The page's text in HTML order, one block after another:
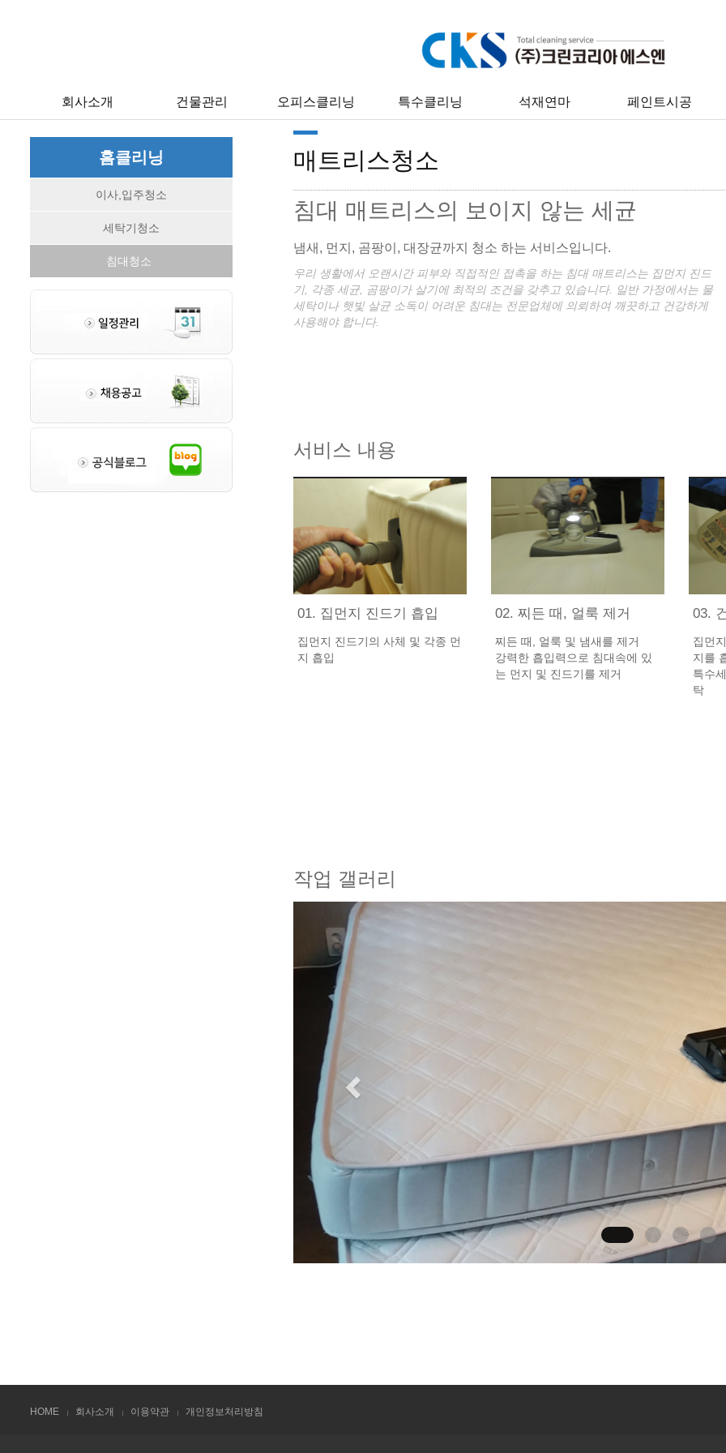
회사소개 건물관리 오피스클리닝 특수클리닝 석재연마 페인트시공
매트리스청소
침대 매트리스의 보이지 않는 세균
냄새, 먼지, 곰팡이, 대장균까지 청소 하는 서비스입니다.
우리 생활에서 오랜시간 피부와 직접적인 접촉을 하는 침대 매트리스는 집먼지 진드
기, 각종 세균, 곰팡이가 살기에 최적의 조건을 갖추고 있습니다. 일반 가정에서는 물
세탁이나 햇빛 살균 소독이 어려운 침대는 전문업체에 의뢰하여 깨끗하고 건강하게
사용해야 합니다.
서비스 내용
01. 집먼지 진드기 흡입
집먼지 진드기의 사체 및 각종 먼
지 흡입
02. 찌든 때, 얼룩 제거
찌든 때, 얼룩 및 냄새를 제거
강력한 흡입력으로 침대속에 있
는 먼지 및 진드기를 제거
03.
집먼
지를
특수
탁
작업 갤러리
Previous
홈클리닝
이사,입주청소
세탁기청소
침대청소
HOME 회사소개 이용약관 개인정보처리방침